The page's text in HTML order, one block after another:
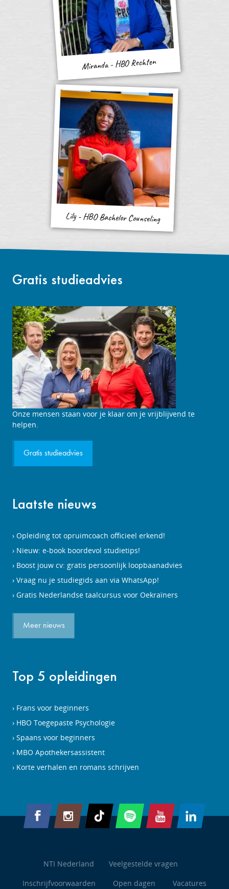
Miranda - HBO Rechten
Lily - HBO Bachelor Counseling
Gratis studieadvies
Onze mensen staan voor je klaar om je vrijblijvend te
helpen.
Gratis studieadvies
Laatste nieuws
Opleiding tot opruimcoach officieel erkend!
Nieuw: e-book boordevol studietips!
Boost jouw cv: gratis persoonlijk loopbaanadvies
Vraag nu je studiegids aan via WhatsApp!
Gratis Nederlandse taalcursus voor Oekraïners
Meer nieuws
Top 5 opleidingen
Frans voor beginners
HBO Toegepaste Psychologie
Spaans voor beginners
MBO Apothekersassistent
Korte verhalen en romans schrijven
NTI Nederland
Veelgestelde vragen
Inschrijfvoorwaarden
Open dagen Vacatures